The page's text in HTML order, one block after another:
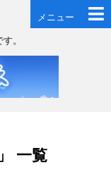
メニュー
。
一覧